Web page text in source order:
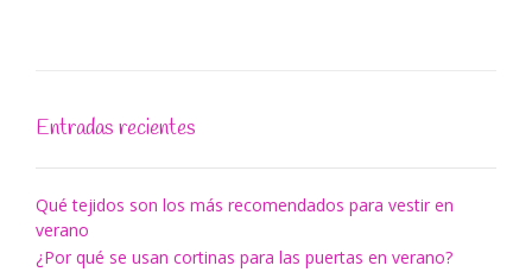
Entradas recientes
Qué tejidos son los más recomendados para vestir en
verano
¿Por qué se usan cortinas para las puertas en verano?